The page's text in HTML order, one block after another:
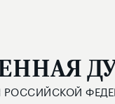
РОССИЙСКОЙ